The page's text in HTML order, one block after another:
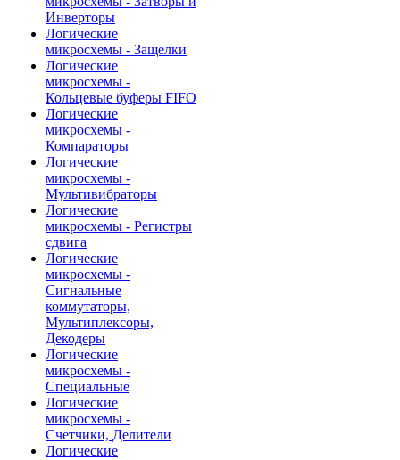
Инверторы
Логические
микросхемы - Защелки
Логические
микросхемы -
Кольцевые буферы FIFO
Логические
микросхемы -
Компараторы
Логические
микросхемы -
Мультивибраторы
Логические
микросхемы - Регистры
сдвига
Логические
микросхемы -
Сигнальные
коммутаторы,
Мультиплексоры,
Декодеры
Логические
микросхемы -
Специальные
Логические
микросхемы -
Счетчики, Делители
Логические